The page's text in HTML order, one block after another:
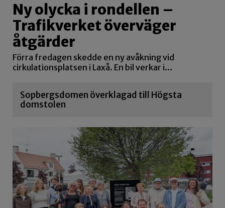
Ny olycka i rondellen –
Trafikverket överväger
åtgärder
Förra fredagen skedde en ny avåkning vid
cirkulationsplatsen i Laxå. En bil verkar i…
Sopbergsdomen överklagad till Högsta
domstolen